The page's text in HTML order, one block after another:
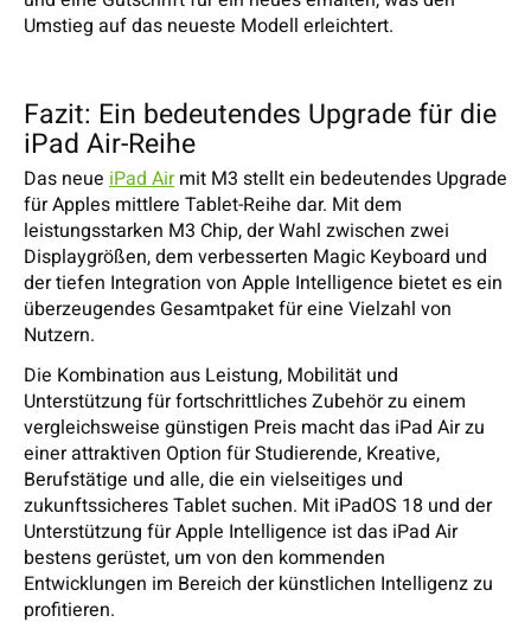
Umstieg auf das neueste Modell erleichtert.
Fazit: Ein bedeutendes Upgrade für die
iPad Air-Reihe
Das neue iPad Airmit M3 stellt ein bedeutendes Upgrade
für Apples mittlere Tablet-Reihe dar. Mit dem
leistungsstarken M3 Chip, der Wahl zwischen zwei
Displaygrößen, dem verbesserten Magic Keyboard und
der tiefen Integration von Apple Intelligence bietet es ein
überzeugendes Gesamtpaket für eine Vielzahl von
Nutzern.
Die Kombination aus Leistung, Mobilität und
Unterstützung für fortschrittliches Zubehör zu einem
vergleichsweise günstigen Preis macht das iPad Air zu
einer attraktiven Option für Studierende, Kreative,
Berufstätige und alle, die ein vielseitiges und
zukunftssicheres Tablet suchen. Mit iPadOS 18 und der
Unterstützung für Apple Intelligence ist das iPad Air
bestens gerüstet, um von den kommenden
Entwicklungen im Bereich der künstlichen Intelligenz zu
profitieren.